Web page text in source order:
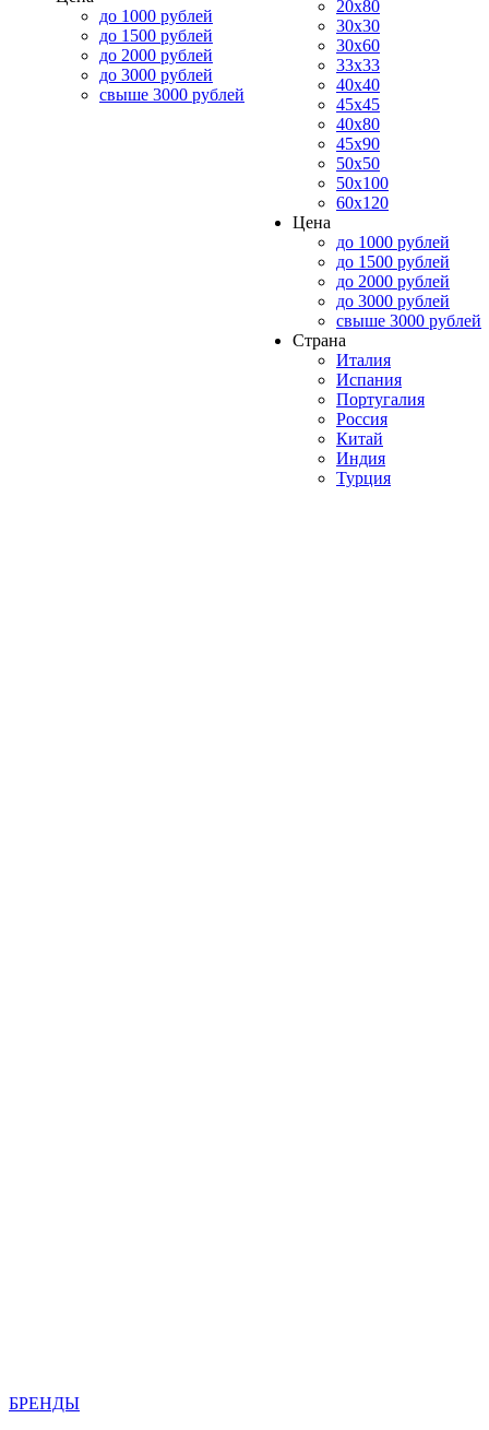
до 1000 рублей
до 1500 рублей
до 2000 рублей
до 3000 рублей
свыше 3000 рублей
20x80
30x30
30x60
33x33
40x40
45x45
40x80
45x90
50x50
50x100
60x120
Цена
до 1000 рублей
до 1500 рублей
до 2000 рублей
до 3000 рублей
свыше 3000 рублей
Страна
Италия
Испания
Португалия
Россия
Китай
Индия
Турция
БРЕНДЫ